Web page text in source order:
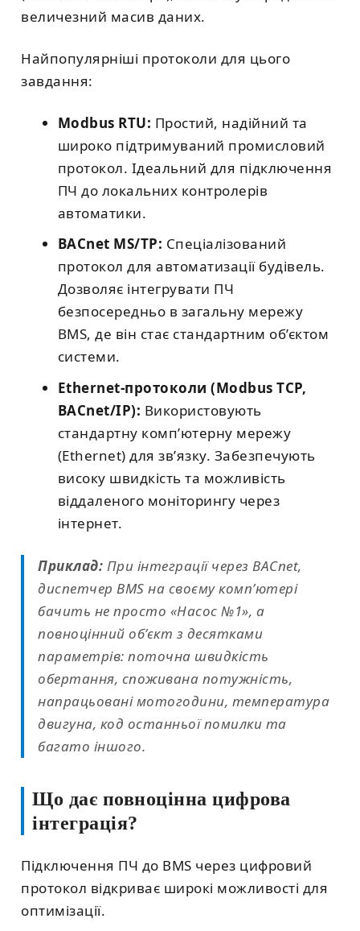
величезний масив даних.
Найпопулярніші протоколи для цього
завдання:
Modbus RTU: Простий, надійний та
широко підтримуваний промисловий
протокол. Ідеальний для підключення
ПЧ до локальних контролерів
автоматики.
BACnet MS/TP: Спеціалізований
протокол для автоматизації будівель.
Дозволяє інтегрувати ПЧ
безпосередньо в загальну мережу
BMS, де він стає стандартним об’єктом
системи.
Ethernet-протоколи (Modbus TCP,
BACnet/IP): Використовують
стандартну комп’ютерну мережу
(Ethernet) для зв’язку. Забезпечують
високу швидкість та можливість
віддаленого моніторингу через
інтернет.
Приклад: При інтеграції через BACnet,
диспетчер BMS на своєму комп’ютері
бачить не просто «Насос №1», а
повноцінний об’єкт з десятками
параметрів: поточна швидкість
обертання, споживана потужність,
напрацьовані мотогодини, температура
двигуна, код останньої помилки та
багато іншого.
Що дає повноцінна цифрова
інтеграція?
Підключення ПЧ до BMS через цифровий
протокол відкриває широкі можливості для
оптимізації.